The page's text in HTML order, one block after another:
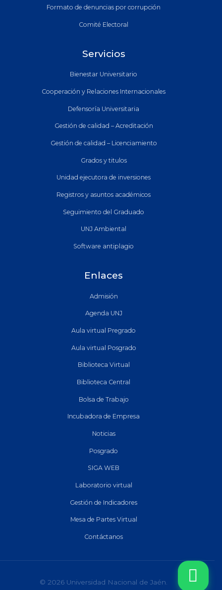
Formato de denuncias por corrupción
Comité Electoral
Servicios
Bienestar Universitario
Cooperación y Relaciones Internacionales
Defensoría Universitaria
Gestión de calidad – Acreditación
Gestión de calidad – Licenciamiento
Grados y titulos
Unidad ejecutora de inversiones
Registros y asuntos académicos
Seguimiento del Graduado
UNJ Ambiental
Software antiplagio
Enlaces
Admisión
Agenda UNJ
Aula virtual Pregrado
Aula virtual Posgrado
Biblioteca Virtual
Biblioteca Central
Bolsa de Trabajo
Incubadora de Empresa
Noticias
Posgrado
SIGA WEB
Laboratorio virtual
Gestión de Indicadores
Mesa de Partes Virtual
Contáctanos
© 2026 Universidad Nacional de Jaén.